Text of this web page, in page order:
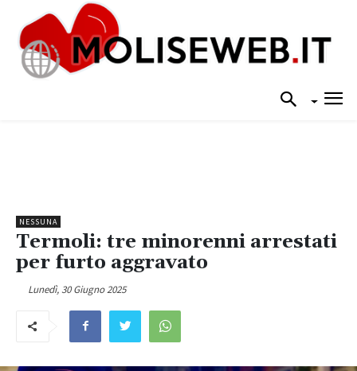
NESSUNA
Termoli: tre minorenni arrestati
per furto aggravato
Lunedì, 30 Giugno 2025